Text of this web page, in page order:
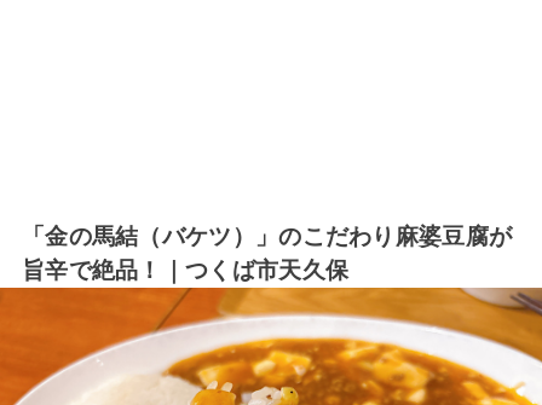
「金の馬結（バケツ）」のこだわり麻婆豆腐が
旨辛で絶品！｜つくば市天久保